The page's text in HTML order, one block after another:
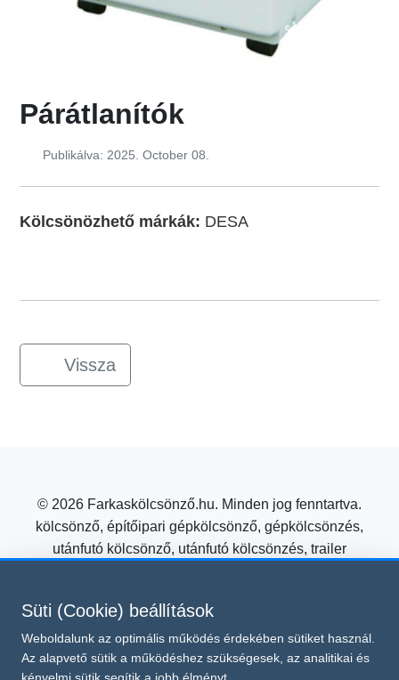
Párátlanítók
Publikálva: 2025. October 08.
Kölcsönözhető márkák: DESA
Vissza
© 2026 Farkaskölcsönző.hu. Minden jog fenntartva.
kölcsönző, építőipari gépkölcsönző, gépkölcsönzés,
utánfutó kölcsönző, utánfutó kölcsönzés, trailer
Kölcsönzőtől!
Süti beállítások módosítása
Ez az oldal a reCAPTCHA v3 védelme alatt áll, amelyre a
Süti (Cookie) beállítások
Weboldalunk az optimális működés érdekében sütiket használ.
Az alapvető sütik a működéshez szükségesek, az analitikai és